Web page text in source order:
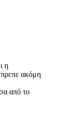
η
ακόμη
από το